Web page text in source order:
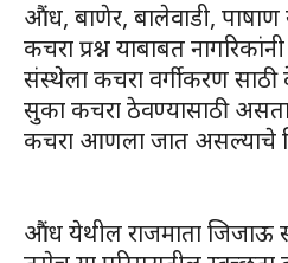
औंध, बाणेर, बालेवाडी, पाषाण
कचरा प्रश्न याबाबत
संस्थेला कचरा वर्गीकरण
सुका कचरा ठेवण्यासाठी
कचरा आणला जात असल्याचे
औंध येथील राजमाता जिजाऊ